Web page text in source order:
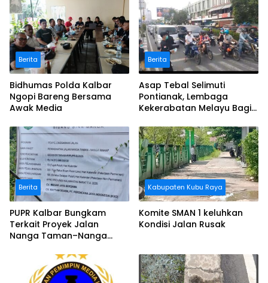
Berita
Bidhumas Polda Kalbar
Ngopi Bareng Bersama
Awak Media
Berita
Asap Tebal Selimuti
Pontianak, Lembaga
Kekerabatan Melayu Bagi
Berita
PUPR Kalbar Bungkam
Terkait Proyek Jalan
Nanga Taman–Nanga
Bermasalah
Kabupaten Kubu Raya
Komite SMAN 1 keluhkan
Kondisi Jalan Rusak